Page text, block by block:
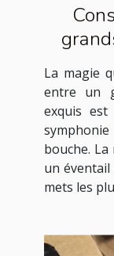
La magie
entre un
exquis est
bouche.
un
mets les